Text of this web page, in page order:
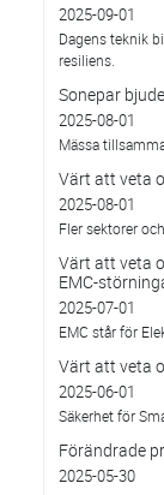
2025-09-01
Dagens teknik
resiliens.
Sonepar
2025-08-01
Mässa
Värt att veta
2025-08-01
Fler sektorer
Värt att veta
EMC-
2025-07-01
EMC står för
Värt att veta
2025-06-01
Säkerhet för
Förändrade
2025-05-30